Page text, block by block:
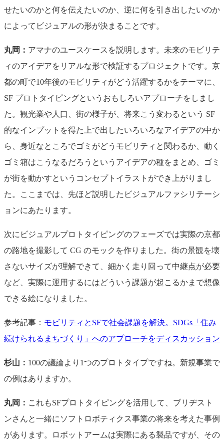
せたいのかと何を伝えたいのか、逆に何を引き出したいのか
によってビジュアルの形が決まることです。
丸岡： アマナのユースケースを説明します。未来のモビリテ
ィのアイデアをリアルな形で検証するプロジェクトです。京
都の町で10年後のモビリティがどう活躍するかをテーマに、
SF プロトタイピングというおもしろいアプローチをしまし
た。観光業や人口、街の様子が、将来こう変わるという SF
的なインプットを得た上で出したいろいろなアイデアの中か
ら、身近なところでゴミがどうモビリティと関わるか、動く
ゴミ箱はこうなるだろうというアイデアの種をまとめ、ゴミ
が街を動かすというコンセプトイラストができ上がりまし
た。ここまでは、先ほど説明したビジュアルファシリテーシ
ョンにあたります。
次にビジュアルプロトタイピングのフェーズでは実際の京都
の路地を撮影して CG のモックを作りました。街の景観を壊
さないサイズが理解できて、細かく走り回って中継点が必要
など、実際に運用するにはどういう課題が起こるかまで想像
できる絵になりました。
参考記事： モビリティとSFで社会課題を解決。SDGs「住み
続けられるまちづくり」へのアプローチをディスカッション
杉山： 100の議論より1つのプロトタイプですね。新規事業で
の例はありますか。
丸岡： これもSFプロトタイピングを活用して、ブリヂスト
ンさんと一緒にソフトロボティクス事業の将来を考えた事例
があります。ロボットアームは実際にある製品ですが、その